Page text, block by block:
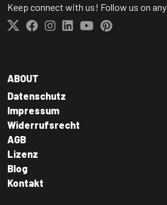
Keep connect with us! Follow us on
ABOUT
Datenschutz
Impressum
Widerrufsrecht
AGB
Lizenz
Blog
Kontakt